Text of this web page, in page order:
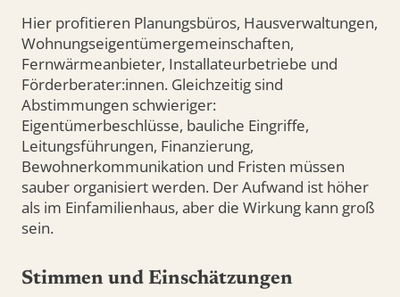
Hier profitieren Planungsbüros, Hausverwaltungen,
Wohnungseigentümergemeinschaften,
Fernwärmeanbieter, Installateurbetriebe und
Förderberater:innen. Gleichzeitig sind
Abstimmungen schwieriger:
Eigentümerbeschlüsse, bauliche Eingriffe,
Leitungsführungen, Finanzierung,
Bewohnerkommunikation und Fristen müssen
sauber organisiert werden. Der Aufwand ist höher
als im Einfamilienhaus, aber die Wirkung kann groß
sein.
Stimmen und Einschätzungen